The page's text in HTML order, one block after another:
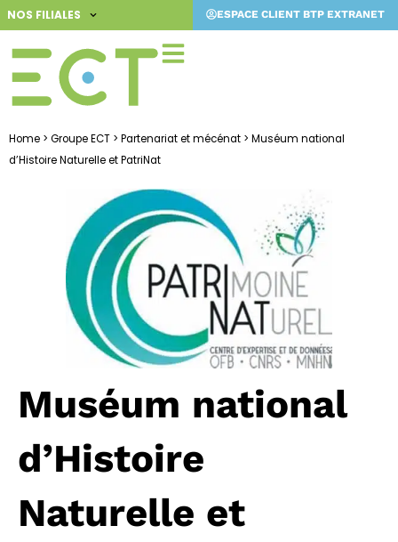
Aller
au
contenu
NOS FILIALES ESPACE CLIENT BTP EXTRANET
Home > Groupe ECT > Partenariat et mécénat > Muséum national
d’Histoire Naturelle et PatriNat
Muséum national
d’Histoire
Naturelle et